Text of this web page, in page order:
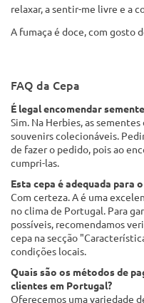
relaxar, a sentir-me livre e a
A fumaça é doce, com gosto
FAQ da Cepa
É legal encomendar
Sim. Na Herbies, as
souvenirs colecionáveis.
de fazer o pedido, pois ao
cumpri-las.
Esta cepa é adequada para
Com certeza. A é uma
no clima de Portugal. Para
possíveis, recomendamos
cepa na secção
condições locais.
Quais são os métodos de
clientes em Portugal?
Oferecemos uma variedade